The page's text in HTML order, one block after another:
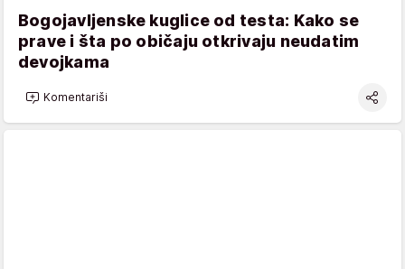
Bogojavljenske kuglice od testa: Kako se
prave i šta po običaju otkrivaju neudatim
devojkama
Komentariši